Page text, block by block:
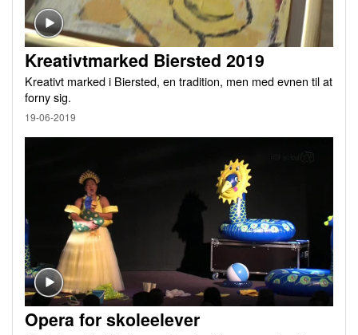
Kreativtmarked Biersted 2019
Kreativt marked i Biersted, en tradition, men med evnen til at
forny sig.
19-06-2019
Opera for skoleelever